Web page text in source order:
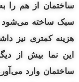
ساختمان از هم را
سبک ساخته می‌شود
هزینه کمتری نیز
این نما بیش از
ساختمان وارد